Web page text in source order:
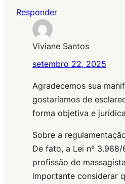
Responder
Viviane Santos
setembro 22, 2025
Agradecemos sua
gostaríamos de
forma objetiva e
Sobre a
De fato, a Lei nº
profissão de
importante considerar